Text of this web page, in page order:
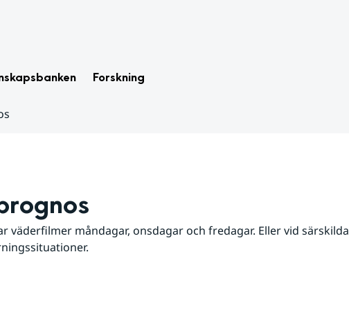
Forskning
väderfilmer måndagar, onsdagar och fredagar. Eller vid särskilda